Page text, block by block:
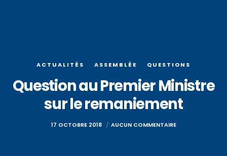
ACTUALITÉS ASSEMBLÉE QUESTIONS
Question au Premier Ministre
sur le remaniement
17 OCTOBRE 2018 AUCUN COMMENTAIRE